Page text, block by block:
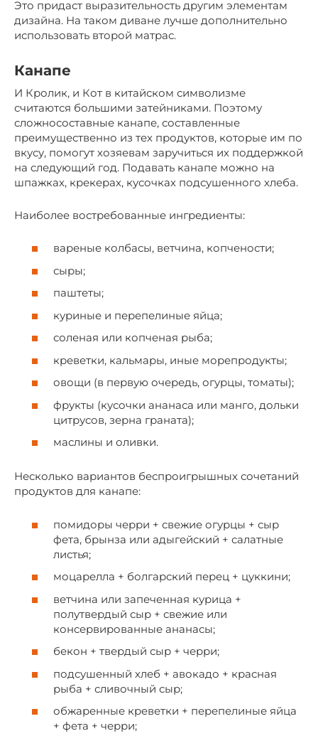
Это придаст выразительность другим элементам
дизайна. На таком диване лучше дополнительно
использовать второй матрас.
Канапе
И Кролик, и Кот в китайском символизме
считаются большими затейниками. Поэтому
сложносоставные канапе, составленные
преимущественно из тех продуктов, которые им по
вкусу, помогут хозяевам заручиться их поддержкой
на следующий год. Подавать канапе можно на
шпажках, крекерах, кусочках подсушенного хлеба.
Наиболее востребованные ингредиенты:
вареные колбасы, ветчина, копчености;
сыры;
паштеты;
куриные и перепелиные яйца;
соленая или копченая рыба;
креветки, кальмары, иные морепродукты;
овощи (в первую очередь, огурцы, томаты);
фрукты (кусочки ананаса или манго, дольки
цитрусов, зерна граната);
маслины и оливки.
Несколько вариантов беспроигрышных сочетаний
продуктов для канапе:
помидоры черри + свежие огурцы + сыр
фета, брынза или адыгейский + салатные
листья;
моцарелла + болгарский перец + цуккини;
ветчина или запеченная курица +
полутвердый сыр + свежие или
консервированные ананасы;
бекон + твердый сыр + черри;
подсушенный хлеб + авокадо + красная
рыба + сливочный сыр;
обжаренные креветки + перепелиные яйца
+ фета + черри;